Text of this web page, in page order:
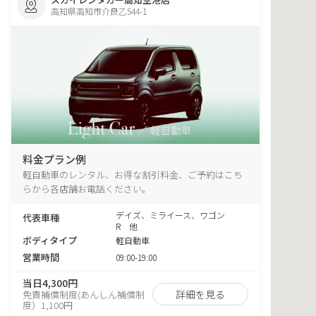
高知県高知市介良乙544-1
料金プラン例
軽自動車のレンタル、お得な割引料金、ご予約はこち
らから各店舗お電話ください。
代表車種
デイズ、ミライース、ワゴン
R 他
ボディタイプ 軽自動車
営業時間 09:00-19:00
当日4,300円
免責補償制度(あんしん補償制
度）1,100円
詳細を見る